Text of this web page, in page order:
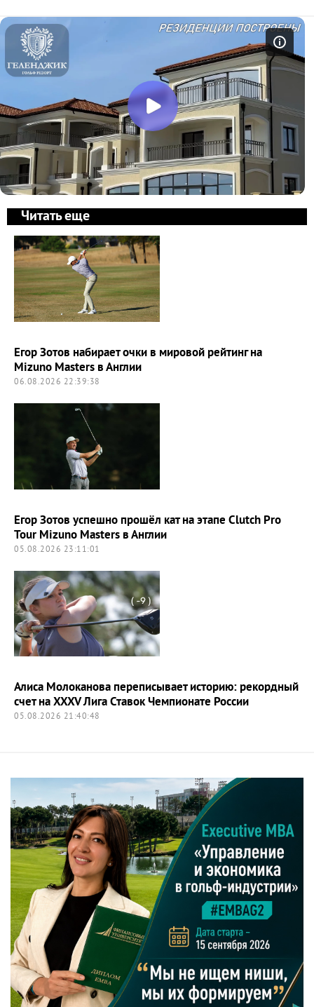
Читать еще
Егор Зотов набирает очки в мировой рейтинг на
Mizuno Masters в Англии
06.08.2026 22:39:38
Егор Зотов успешно прошёл кат на этапе Clutch Pro
Tour Mizuno Masters в Англии
05.08.2026 23:11:01
Алиса Молоканова переписывает историю: рекордный
счет на XXXV Лига Ставок Чемпионате России
05.08.2026 21:40:48